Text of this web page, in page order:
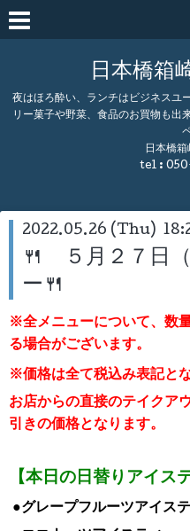
日本橋箱
夜はほろ酔い、ランチはビジネスユ
リー菓子や野菜、食品のお買物も出
日本橋
tel :
2022.05.26 (Thu)
🍴 ５月２７日
ー🍴
※全メニューについて、数
る場合がございます。
※価格は全て税込み表記と
お店からの直接のテイクア
引きの価格となります。
【本日の日替りアイス
●グレープフルーツアイス